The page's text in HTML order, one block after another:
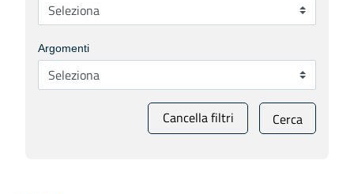
Argomenti
Cancella filtri Cerca